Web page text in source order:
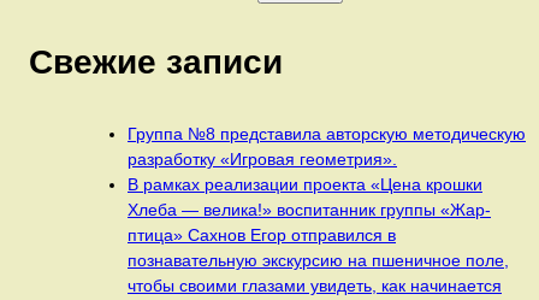
Свежие записи
Группа №8 представила авторскую методическую
разработку «Игровая геометрия».
В рамках реализации проекта «Цена крошки
Хлеба — велика!» воспитанник группы «Жар-
птица» Сахнов Егор отправился в
познавательную экскурсию на пшеничное поле,
чтобы своими глазами увидеть, как начинается